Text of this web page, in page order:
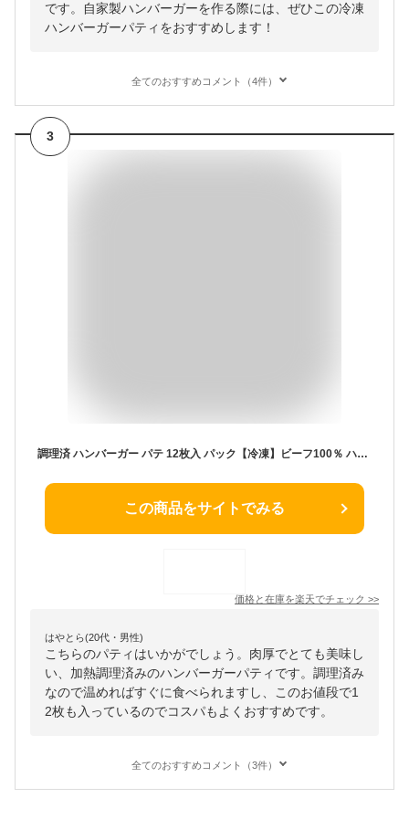
です。自家製ハンバーガーを作る際には、ぜひこの冷凍
ハンバーガーパティをおすすめします！
全てのおすすめコメント（4件）
3
調理済 ハンバーガー パテ 12枚入 パック【冷凍】ビーフ100％ ハンバーガー パティ 直径約8〜9cm バーガー パテ プロ仕様 ハンバーガー用 パテ ハンバーグ 業務用 アメリカンスタイル
この商品をサイトでみる
価格と在庫を楽天でチェック >>
はやとら(20代・男性)
こちらのパティはいかがでしょう。肉厚でとても美味し
い、加熱調理済みのハンバーガーパティです。調理済み
なので温めればすぐに食べられますし、このお値段で1
2枚も入っているのでコスパもよくおすすめです。
全てのおすすめコメント（3件）